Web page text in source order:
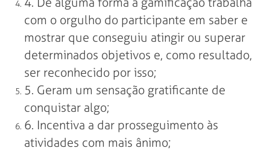
com o orgulho do participante em saber e
mostrar que conseguiu atingir ou superar
determinados objetivos e, como resultado,
ser reconhecido por isso;
5. Geram um sensação gratificante de
conquistar algo;
6. Incentiva a dar prosseguimento às
atividades com mais ânimo;